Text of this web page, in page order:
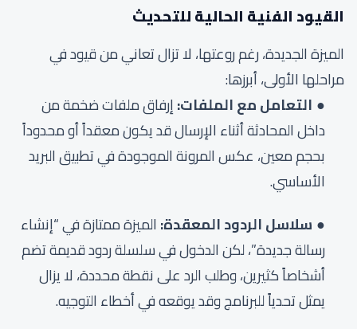
القيود الفنية الحالية للتحديث
الميزة الجديدة، رغم روعتها، لا تزال تعاني من قيود في
مراحلها الأولى، أبرزها:
التعامل مع الملفات:إرفاق ملفات ضخمة من
داخل المحادثة أثناء الإرسال قد يكون معقداً أو محدوداً
بحجم معين، عكس المرونة الموجودة في تطبيق البريد
الأساسي.
سلاسل الردود المعقدة: الميزة ممتازة في “إنشاء
رسالة جديدة”، لكن الدخول في سلسلة ردود قديمة تضم
أشخاصاً كثيرين، وطلب الرد على نقطة محددة، لا يزال
يمثل تحدياً للبرنامج وقد يوقعه في أخطاء التوجيه.